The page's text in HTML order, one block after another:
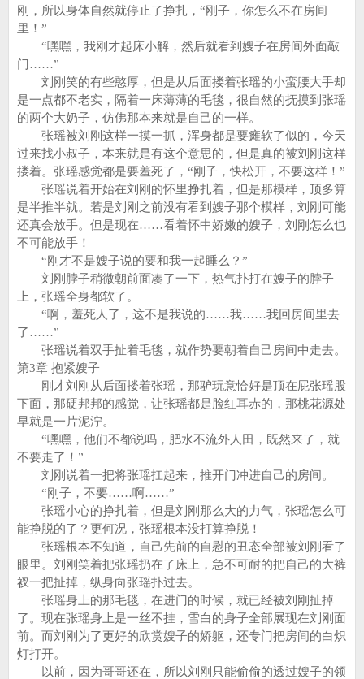
刚，所以身体自然就停止了挣扎，“刚子，你怎么不在房间
里！”
“嘿嘿，我刚才起床小解，然后就看到嫂子在房间外面敲
门……”
刘刚笑的有些憨厚，但是从后面搂着张瑶的小蛮腰大手却
是一点都不老实，隔着一床薄薄的毛毯，很自然的抚摸到张瑶
的两个大奶子，仿佛那本来就是自己的一样。
张瑶被刘刚这样一摸一抓，浑身都是要瘫软了似的，今天
过来找小叔子，本来就是有这个意思的，但是真的被刘刚这样
搂着。张瑶感觉都是要羞死了，“刚子，快松开，不要这样！”
张瑶说着开始在刘刚的怀里挣扎着，但是那模样，顶多算
是半推半就。若是刘刚之前没有看到嫂子那个模样，刘刚可能
还真会放手。但是现在……看着怀中娇嫩的嫂子，刘刚怎么也
不可能放手！
“刚才不是嫂子说的要和我一起睡么？”
刘刚脖子稍微朝前面凑了一下，热气扑打在嫂子的脖子
上，张瑶全身都软了。
“啊，羞死人了，这不是我说的……我……我回房间里去
了……”
张瑶说着双手扯着毛毯，就作势要朝着自己房间中走去。
第3章 抱紧嫂子
刚才刘刚从后面搂着张瑶，那驴玩意恰好是顶在屁张瑶股
下面，那硬邦邦的感觉，让张瑶都是脸红耳赤的，那桃花源处
早就是一片泥泞。
“嘿嘿，他们不都说吗，肥水不流外人田，既然来了，就
不要走了！”
刘刚说着一把将张瑶扛起来，推开门冲进自己的房间。
“刚子，不要……啊……”
张瑶小心的挣扎着，但是刘刚那么大的力气，张瑶怎么可
能挣脱的了？更何况，张瑶根本没打算挣脱！
张瑶根本不知道，自己先前的自慰的丑态全部被刘刚看了
眼里。刘刚笑着把张瑶扔在了床上，急不可耐的把自己的大裤
衩一把扯掉，纵身向张瑶扑过去。
张瑶身上的那毛毯，在进门的时候，就已经被刘刚扯掉
了。现在张瑶身上是一丝不挂，雪白的身子全部展现在刘刚面
前。而刘刚为了更好的欣赏嫂子的娇躯，还专门把房间的白炽
灯打开。
以前，因为哥哥还在，所以刘刚只能偷偷的透过嫂子的领